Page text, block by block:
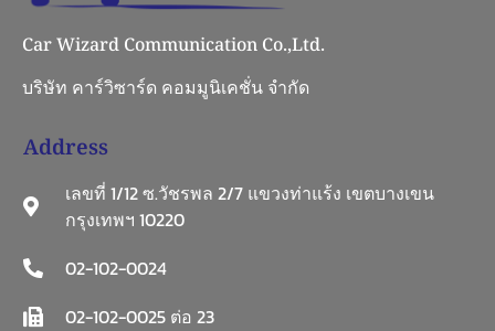
Car Wizard Communication Co.,Ltd.
บริษัท คาร์วิซาร์ด คอมมูนิเคชั่น จำกัด
Address
เลขที่ 1/12 ซ.วัชรพล 2/7 แขวงท่าแร้ง เขตบางเขน
กรุงเทพฯ 10220
02-102-0024
02-102-0025 ต่อ 23